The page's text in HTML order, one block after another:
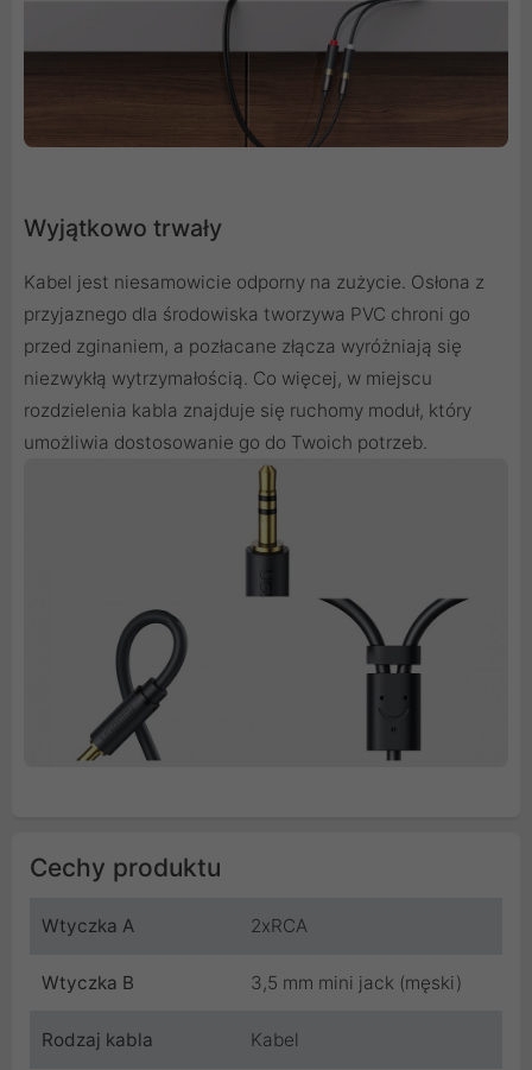
Wyjątkowo trwały
Kabel jest niesamowicie odporny na zużycie. Osłona z
przyjaznego dla środowiska tworzywa PVC chroni go
przed zginaniem, a pozłacane złącza wyróżniają się
niezwykłą wytrzymałością. Co więcej, w miejscu
rozdzielenia kabla znajduje się ruchomy moduł, który
umożliwia dostosowanie go do Twoich potrzeb.
Cechy produktu
Wtyczka A 2xRCA
Wtyczka B 3,5 mm mini jack (męski)
Rodzaj kabla Kabel